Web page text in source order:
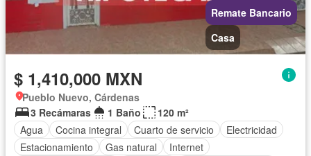
Remate Bancario
Casa
$ 1,410,000 MXN
Pueblo Nuevo, Cárdenas
3 Recámaras
1 Baño
120 m²
Agua
Cocina integral Cuarto de servicio
Electricidad
Estacionamiento
Gas natural
Internet